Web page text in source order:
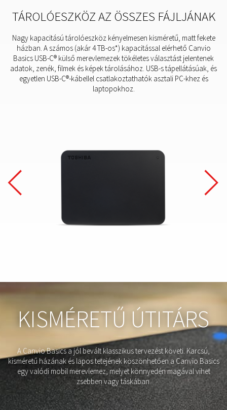
TÁROLÓESZKÖZ AZ ÖSSZES FÁJLJÁNAK
Nagy kapacitású tárolóeszköz kényelmesen kisméretű, matt fekete
házban. A számos (akár 4 TB-os*) kapacitással elérhető Canvio
Basics USB-C® külső merevlemezek tökéletes választást jelentenek
adatok, zenék, filmek és képek tárolásához. USB-s tápellátásúak, és
egyetlen USB-C®-kábellel csatlakoztathatók asztali PC-khez és
laptopokhoz.
KISMÉRETŰ ÚTITÁRS
A Canvio Basics a jól bevált klasszikus tervezést követi. Karcsú,
kisméretű házának és lapos tetejének köszönhetően a Canvio Basics
egy valódi mobil merevlemez, melyet könnyedén magával vihet
zsebben vagy táskában.